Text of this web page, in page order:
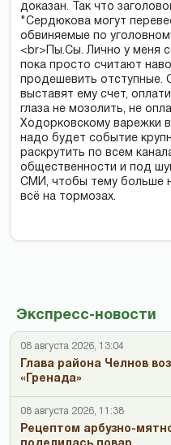
Экспресс-новости
08 августа 2026, 13:04
Глава района Челнов
«Гренада»
08 августа 2026, 11:38
Рецептом арбузно-
доказан. Так что
"Сердюкова могут
обвиняемые по
<br>Пы.Сы. Лично у меня
пока просто считают
продешевить отступные.
выставят ему счет,
глаза не мозолить, не
Ходорковскому варежки
надо будет событие
раскрутить по всем
общественности и под
СМИ, чтобы тему больше
всё на тормозах.